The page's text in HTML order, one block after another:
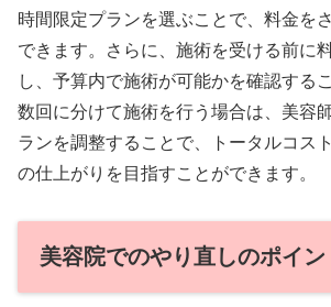
時間限定プランを選ぶことで、料金を
できます。さらに、施術を受ける前に
し、予算内で施術が可能かを確認する
数回に分けて施術を行う場合は、美容
ランを調整することで、トータルコス
の仕上がりを目指すことができます。
美容院でのやり直しのポイン